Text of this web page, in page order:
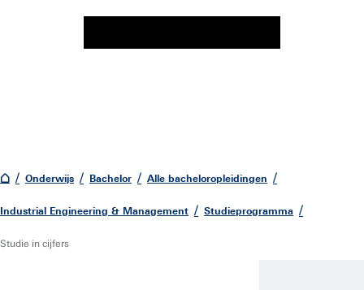
Onderwijs Bachelor Alle bacheloropleidingen
Industrial Engineering & Management Studieprogramma
Studie in cijfers